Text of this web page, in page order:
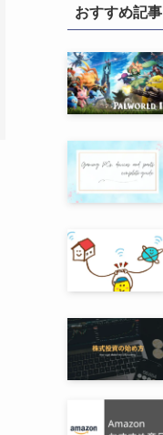
おすすめ記事